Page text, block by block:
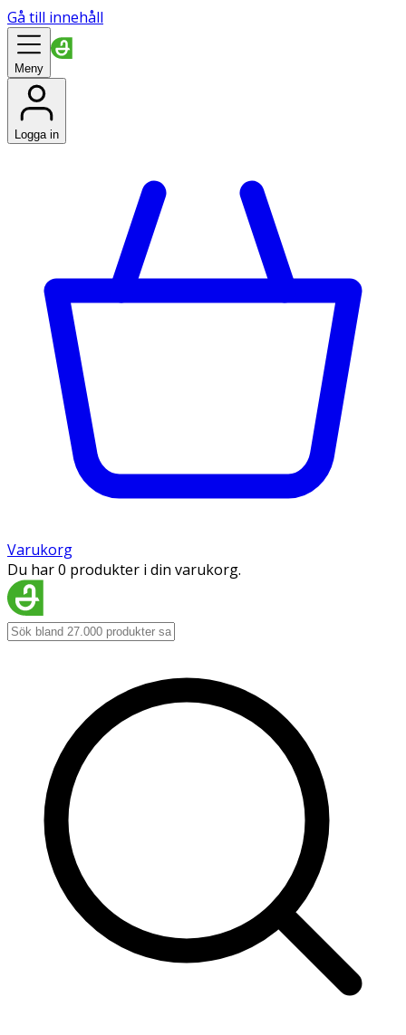
Gå till innehåll
Meny
Logga in
Varukorg
Du har 0 produkter i din varukorg.